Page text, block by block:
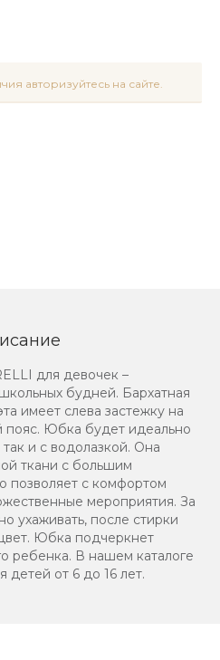
авторизуйтесь на сайте.
для девочек –
будней. Бархатная
имеет слева застежку на
Юбка будет идеально
так и с водолазкой. Она
ткани с большим
позволяет с комфортом
мероприятия. За
ухаживать, после стирки
Юбка подчеркнет
ребенка. В нашем каталоге
детей от 6 до 16 лет.